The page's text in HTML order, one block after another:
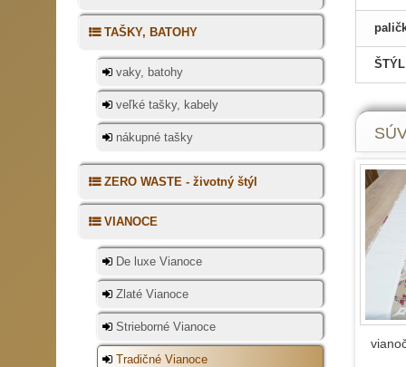
TAŠKY, BATOHY
vaky, batohy
veľké tašky, kabely
nákupné tašky
ZERO WASTE - životný štýl
VIANOCE
De luxe Vianoce
Zlaté Vianoce
Strieborné Vianoce
Tradičné Vianoce
Vo
je
ktorý
ešte
ŠTÝL